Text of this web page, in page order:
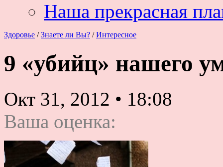
Наша прекрасная
Здоровье / Знаете ли Вы? / Интересное
9 «убийц» нашего
Окт 31, 2012 • 18:08
Ваша оценка: